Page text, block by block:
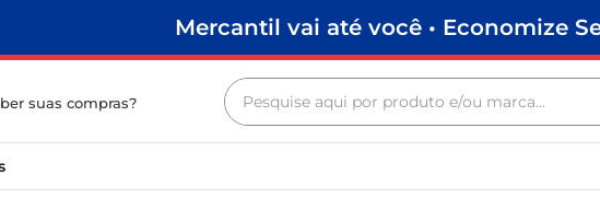
Mercantil vai até você • Economize
suas compras?
Pesquise aqui por produto e/ou marca...